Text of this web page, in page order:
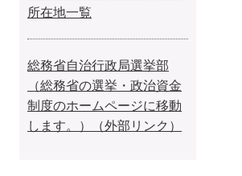
所在地一覧
総務省自治行政局選挙部
（総務省の選挙・政治資金
制度のホームページに移動
します。）（外部リンク）